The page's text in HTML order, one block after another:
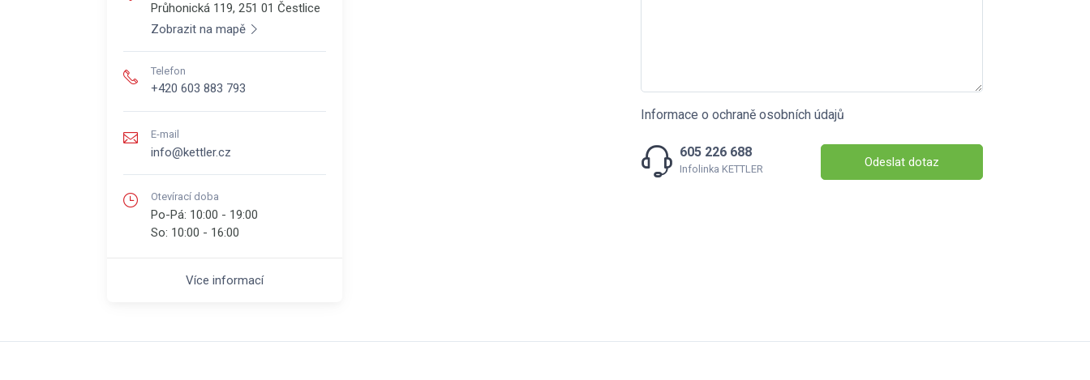
Průhonická 119, 251 01 Čestlice
Zobrazit na mapě
Telefon
+420 603 883 793
E-mail
info@kettler.cz
Otevírací doba
Po-Pá: 10:00 - 19:00
So: 10:00 - 16:00
Více informací
Informace o ochraně osobních údajů
605 226 688
Infolinka KETTLER Odeslat dotaz